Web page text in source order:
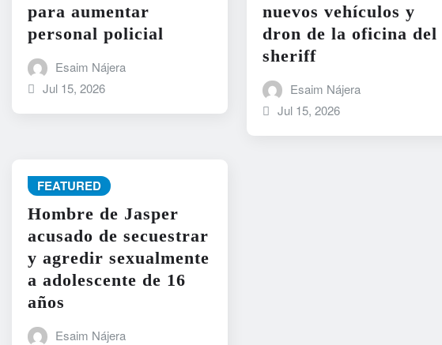
para aumentar
personal policial
Esaim Nájera
Jul 15, 2026
nuevos vehículos y
dron de la oficina del
sheriff
Esaim Nájera
Jul 15, 2026
FEATURED
Hombre de Jasper
acusado de secuestrar
y agredir sexualmente
a adolescente de 16
años
Esaim Nájera